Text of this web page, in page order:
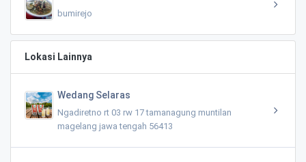
bumirejo
Lokasi Lainnya
Wedang Selaras
Ngadiretno rt 03 rw 17 tamanagung muntilan
magelang jawa tengah 56413